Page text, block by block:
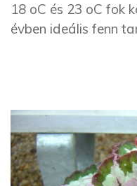
18 oC és 23 oC fok
évben ideális fenn